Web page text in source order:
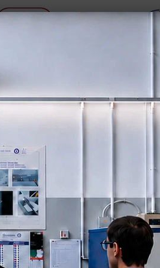
C O N S U M A B I L I